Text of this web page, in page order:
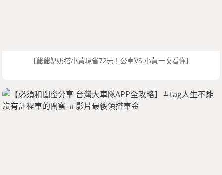
【爺爺奶奶搭小黃現省72元！公車VS.小黃一次看懂】